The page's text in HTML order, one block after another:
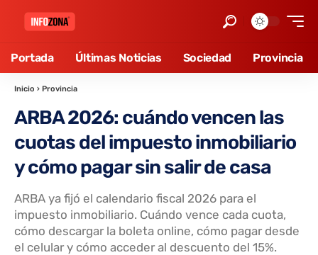
Portada Últimas Noticias Sociedad Provincia
Inicio › Provincia
ARBA 2026: cuándo vencen las
cuotas del impuesto inmobiliario
y cómo pagar sin salir de casa
ARBA ya fijó el calendario fiscal 2026 para el
impuesto inmobiliario. Cuándo vence cada cuota,
cómo descargar la boleta online, cómo pagar desde
el celular y cómo acceder al descuento del 15%.